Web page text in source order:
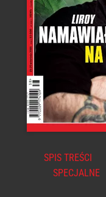
SPIS TREŚCI
SPECJALNE